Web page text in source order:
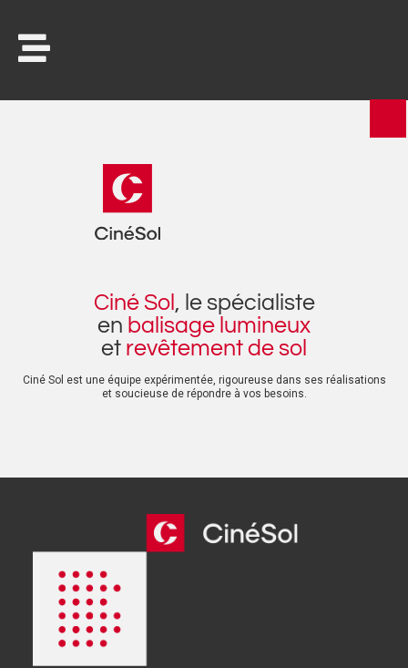
Ciné Sol , le spécialiste
en balisage lumineux
et revêtement de sol
Ciné Sol est une équipe expérimentée, rigoureuse dans ses réalisations
et soucieuse de répondre à vos besoins.